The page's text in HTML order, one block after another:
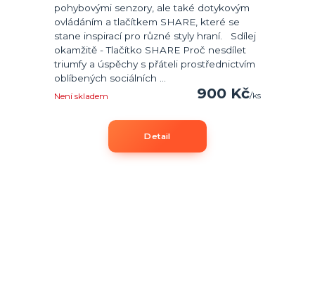
pohybovými senzory, ale také dotykovým
ovládáním a tlačítkem SHARE, které se
stane inspirací pro různé styly hraní. Sdílej
okamžitě - Tlačítko SHARE Proč nesdílet
triumfy a úspěchy s přáteli prostřednictvím
oblíbených sociálních ...
900 Kč/ks
Není skladem
Detail